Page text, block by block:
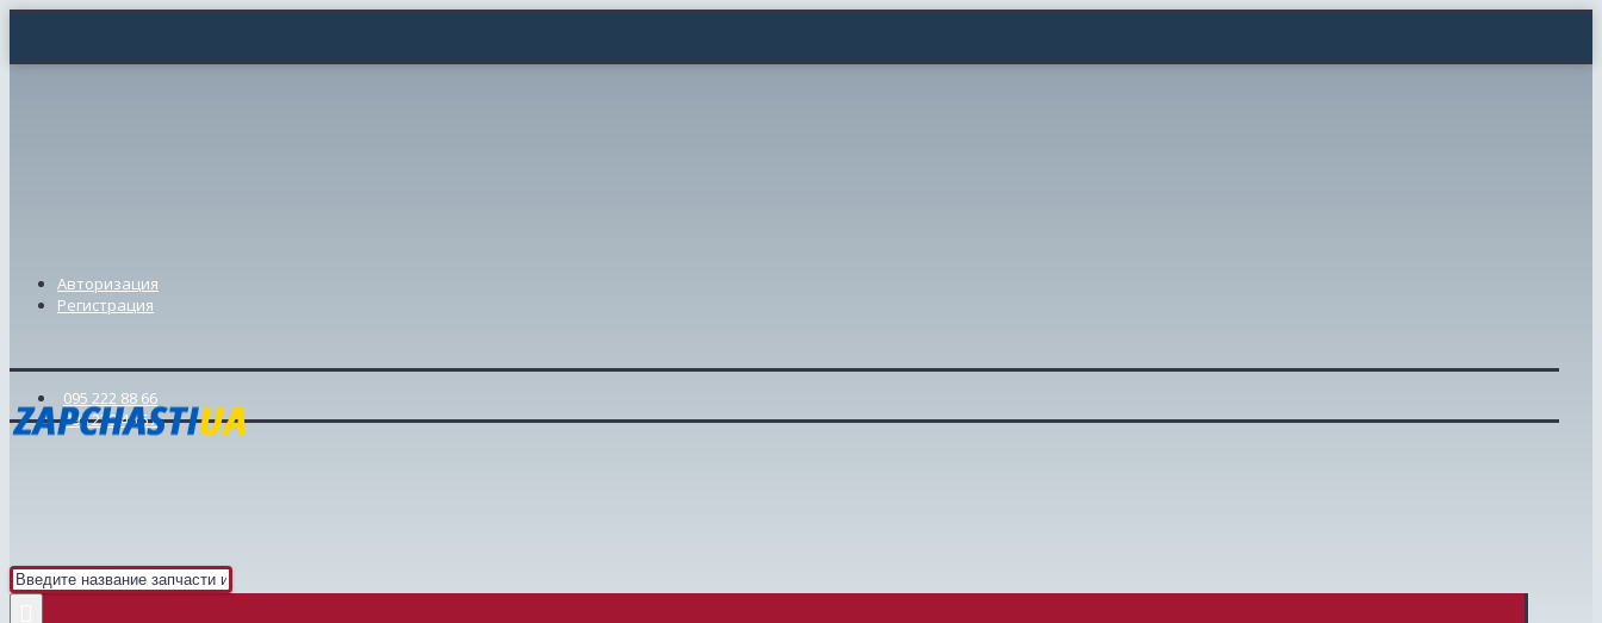
Авторизация
Регистрация
095 222 88 66
098 239 46 57